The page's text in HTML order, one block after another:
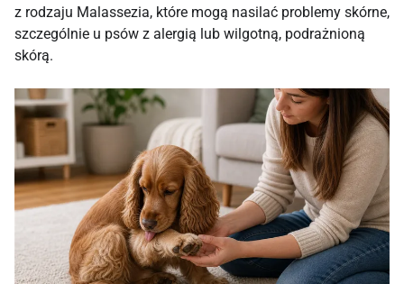
z rodzaju Malassezia, które mogą nasilać problemy skórne,
szczególnie u psów z alergią lub wilgotną, podrażnioną
skórą.